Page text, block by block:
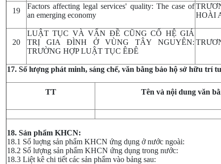
19
Factors affecting legal services' quality: The case of
an emerging economy
HOÀI
20
LUẬT TỤC VÀ VẤN ĐỀ CŨNG CỐ HỆ GIÁ
TRỊ GIA ĐÌNH Ở VÙNG TÂY NGUYÊN:
TRƯỜNG HỢP LUẬT TỤC ÊĐÊ
17. Số lượng phát minh, sáng chế, văn bằng bảo hộ sở hữu trí
TT Tên và nội dung văn
18. Sản phẩm KHCN:
18.1 Số luợng sản phẩm KHCN ứng dụng ở nước ngoài:
18.2 Số lượng sản phẩm KHCN ứng dụng trong nước:
18.3 Liệt kê chi tiết các sản phẩm vào bảng sau: